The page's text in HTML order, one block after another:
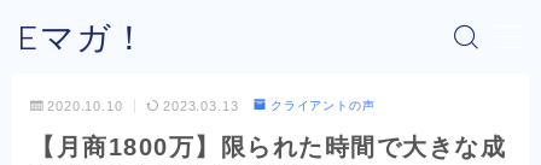
Eマガ！
Eマガ！とは？
2020.10.10 2023.03.13 クライアントの声
【月商1800万】限られた時間で大きな成